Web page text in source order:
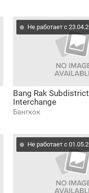
Не работает с
Bang Rak
Interchange
Бангкок
Не работает с